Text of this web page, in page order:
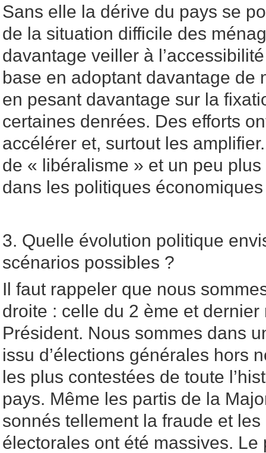
Sans elle la dérive du pays se
de la situation difficile des
davantage veiller à
base en adoptant davantage de
en pesant davantage sur la
certaines denrées. Des efforts
accélérer et, surtout les
de « libéralisme » et un peu
dans les politiques
3. Quelle évolution politique
scénarios possibles ?
Il faut rappeler que nous
droite : celle du 2 ème et dernier
Président. Nous sommes dans
issu d’élections générales hors
les plus contestées de toute
pays. Même les partis de la
sonnés tellement la fraude et
électorales ont été massives.